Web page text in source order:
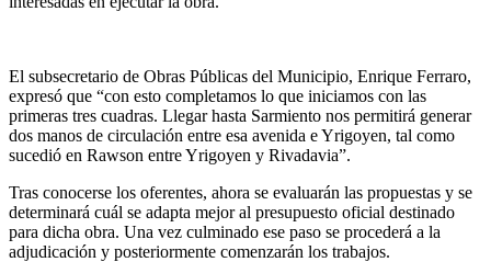
El subsecretario de Obras Públicas del Municipio, Enrique Ferraro,
expresó que “con esto completamos lo que iniciamos con las
primeras tres cuadras. Llegar hasta Sarmiento nos permitirá generar
dos manos de circulación entre esa avenida e Yrigoyen, tal como
sucedió en Rawson entre Yrigoyen y Rivadavia”.
Tras conocerse los oferentes, ahora se evaluarán las propuestas y se
determinará cuál se adapta mejor al presupuesto oficial destinado
para dicha obra. Una vez culminado ese paso se procederá a la
adjudicación y posteriormente comenzarán los trabajos.